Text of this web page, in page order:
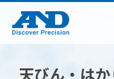
天びん・は